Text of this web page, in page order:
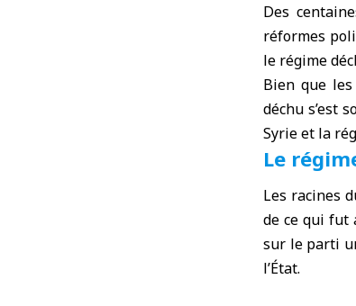
Des
réformes
le régime
Bien que
déchu s’est
Syrie et la
Le
Les racines
de ce qui fut
sur le parti
l’État.